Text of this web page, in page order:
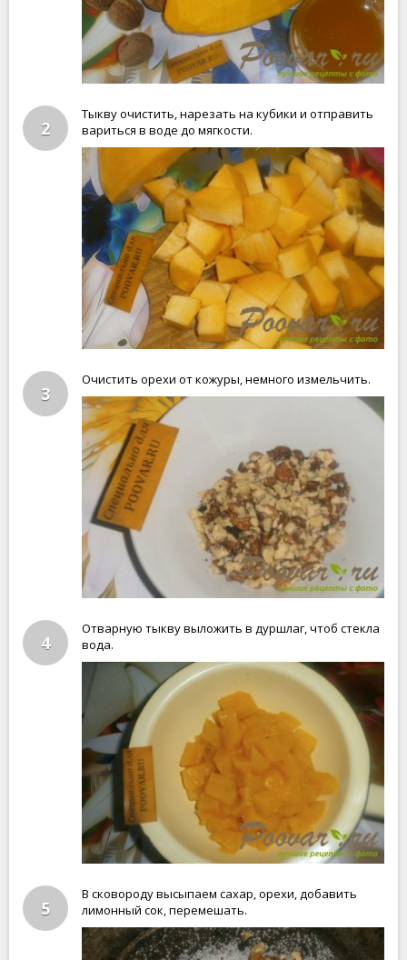
2
Тыкву очистить, нарезать на кубики и отправить
вариться в воде до мягкости.
3
Очистить орехи от кожуры, немного измельчить.
4
Отварную тыкву выложить в дуршлаг, чтоб стекла
вода.
5
В сковороду высыпаем сахар, орехи, добавить
лимонный сок, перемешать.